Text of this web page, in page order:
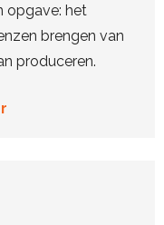
opgave: het
brengen van
produceren.